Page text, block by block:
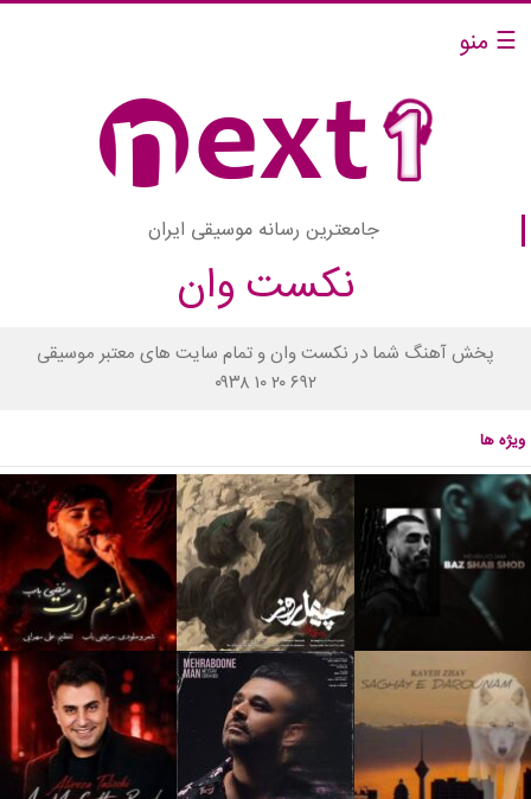
☰ منو
جامعترین رسانه موسیقی ایران
نکست وان
پخش آهنگ شما در نکست وان و تمام سایت های معتبر موسیقی
۰۹۳۸ ۱۰ ۲۰ ۶۹۲
ویژه ها